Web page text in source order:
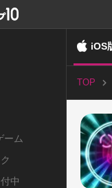
ーム
中
iOS
TOP